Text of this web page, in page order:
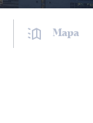
Mapa